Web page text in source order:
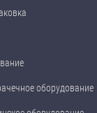
оборудование